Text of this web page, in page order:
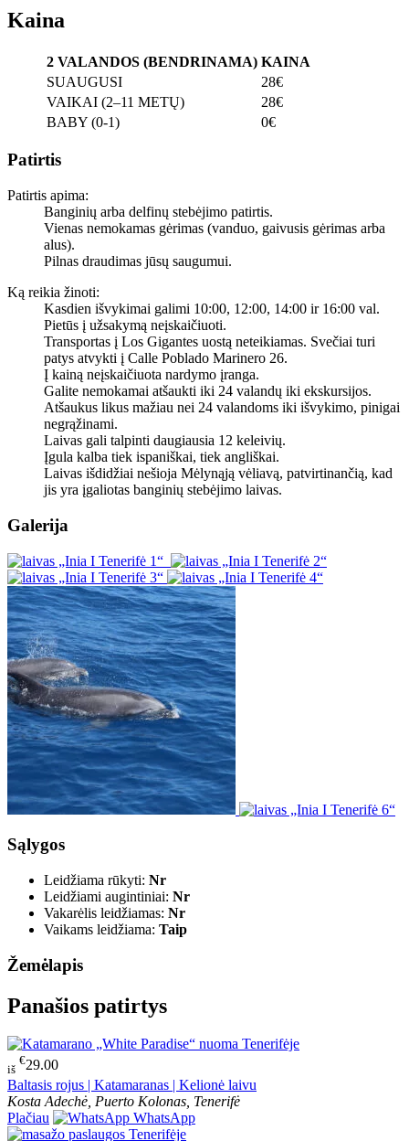
Kaina
2 VALANDOS (BENDRINAMA) KAINA
SUAUGUSI
28€
VAIKAI (2–11 METŲ)
28€
BABY (0-1)
0€
Patirtis
Patirtis apima:
Banginių arba delfinų stebėjimo patirtis.
Vienas nemokamas gėrimas (vanduo, gaivusis gėrimas arba
alus).
Pilnas draudimas jūsų saugumui.
Ką reikia žinoti:
Kasdien išvykimai galimi 10:00, 12:00, 14:00 ir 16:00 val.
Pietūs į užsakymą neįskaičiuoti.
Transportas į Los Gigantes uostą neteikiamas. Svečiai turi
patys atvykti į Calle Poblado Marinero 26.
Į kainą neįskaičiuota nardymo įranga.
Galite nemokamai atšaukti iki 24 valandų iki ekskursijos.
Atšaukus likus mažiau nei 24 valandoms iki išvykimo, pinigai
negrąžinami.
Laivas gali talpinti daugiausia 12 keleivių.
Įgula kalba tiek ispaniškai, tiek angliškai.
Laivas išdidžiai nešioja Mėlynąją vėliavą, patvirtinančią, kad
jis yra įgaliotas banginių stebėjimo laivas.
Galerija
Sąlygos
Leidžiama rūkyti: Nr
Leidžiami augintiniai: Nr
Vakarėlis leidžiamas: Nr
Vaikams leidžiama: Taip
Žemėlapis
Panašios patirtys
iš
€29.00
Baltasis rojus | Katamaranas | Kelionė laivu
Kosta Adechė, Puerto Kolonas, Tenerifė
Plačiau
WhatsApp